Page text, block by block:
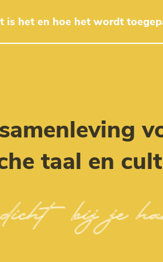
is het en hoe het wordt
taal en